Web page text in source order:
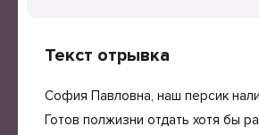
Текст отрывка
София Павловна, наш персик
Готов полжизни отдать хотя бы